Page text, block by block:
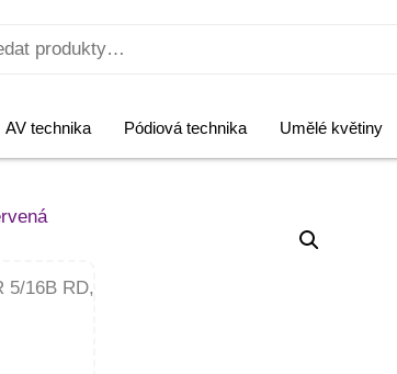
AV technika Pódiová technika Umělé květiny